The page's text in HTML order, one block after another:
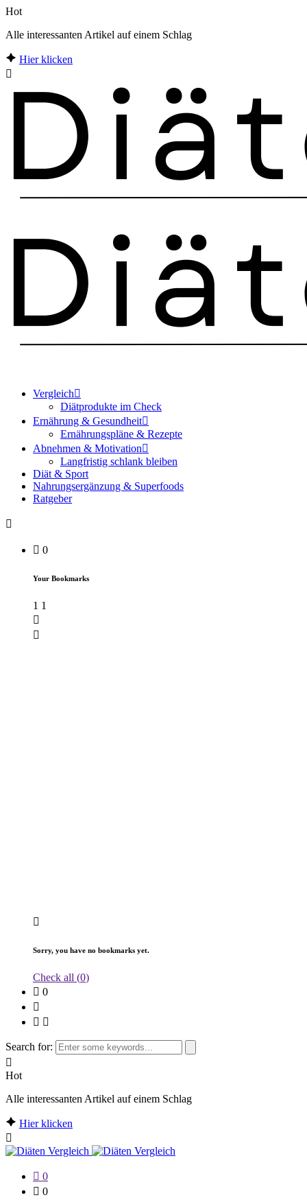
Hot
Alle interessanten Artikel auf einem Schlag
Hier klicken
Vergleich
Diätprodukte im Check
Ernährung & Gesundheit
Ernährungspläne & Rezepte
Abnehmen & Motivation
Langfristig schlank bleiben
Diät & Sport
Nahrungsergänzung & Superfoods
Ratgeber
0
Your Bookmarks
1 1
Sorry, you have no bookmarks yet.
Check all (0)
0
Search for:
Hot
Alle interessanten Artikel auf einem Schlag
Hier klicken
0
0